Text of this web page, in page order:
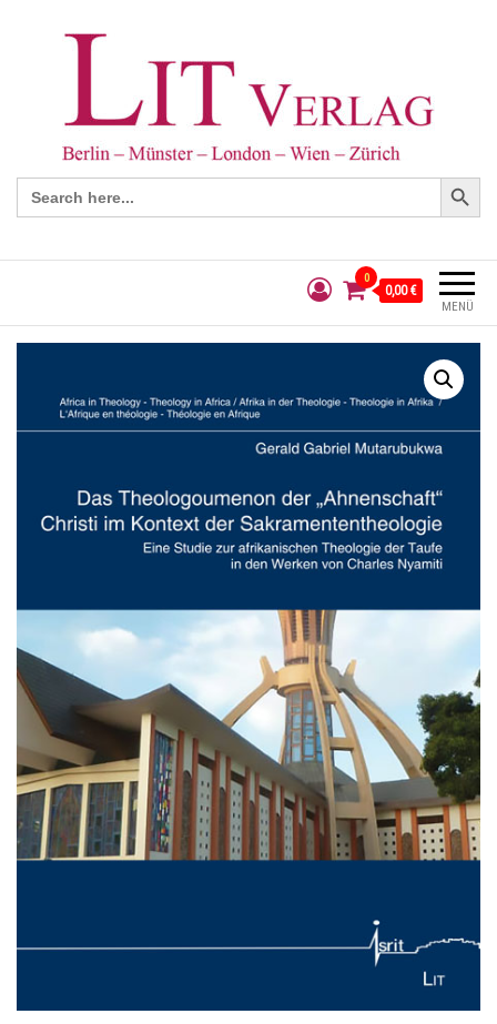
Search
for:
Search Button
MENÜ
0
0,00 €